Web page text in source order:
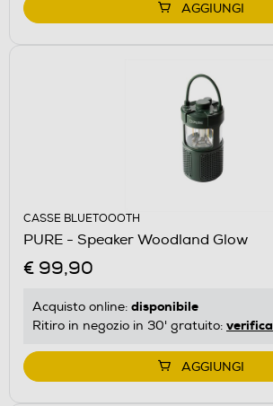
AGGIUNGI
CASSE BLUETOOOTH
PURE - Speaker Woodland Glow
€ 99,90
Acquisto online: disponibile
Ritiro in negozio in 30' gratuito: verifica
AGGIUNGI